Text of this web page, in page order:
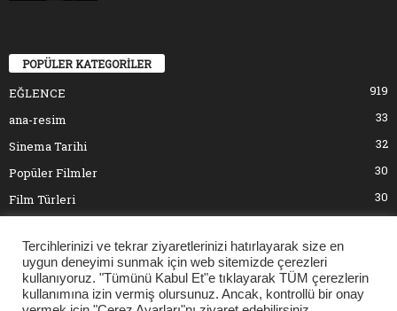
POPÜLER KATEGORİLER
EĞLENCE
919
ana-resim
33
Sinema Tarihi
32
Popüler Filmler
30
Film Türleri
30
SİNEMA
Tercihlerinizi ve tekrar ziyaretlerinizi hatırlayarak size en
uygun deneyimi sunmak için web sitemizde çerezleri
kullanıyoruz. "Tümünü Kabul Et"e tıklayarak TÜM çerezlerin
kullanımına izin vermiş olursunuz. Ancak, kontrollü bir onay